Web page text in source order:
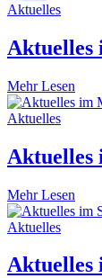
Aktuelles
Aktuelles
Mehr Lesen
Aktuelles
Aktuelles
Mehr Lesen
Aktuelles
Aktuelles